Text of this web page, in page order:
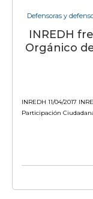
Defensoras y
INREDH
Orgánico
INREDH 11/04/2017
Participación